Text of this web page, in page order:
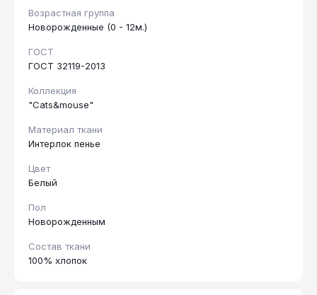
Возрастная группа
Новорожденные (0 - 12м.)
ГОСТ
ГОСТ 32119-2013
Коллекция
"Cats&mouse"
Материал ткани
Интерлок пенье
Цвет
Белый
Пол
Новорожденным
Состав ткани
100% хлопок